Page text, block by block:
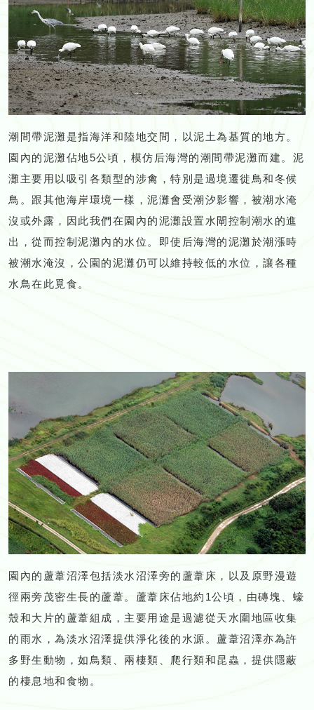
潮間帶泥灘是指海洋和陸地交間，以泥土為基質的地方。
園內的泥灘佔地5公頃，模仿后海灣的潮間帶泥灘而建。泥
灘主要用以吸引各類型的涉禽，特別是過境遷徙鳥和冬候
鳥。跟其他海岸環境一樣，泥灘會受潮汐影響，被潮水淹
沒或外露，因此我們在園內的泥灘設置水閘控制潮水的進
出，從而控制泥灘內的水位。即使后海灣的泥灘於潮漲時
被潮水淹沒，公園的泥灘仍可以維持較低的水位，讓各種
水鳥在此覓食。
園內的蘆葦沼澤包括淡水沼澤旁的蘆葦床，以及原野漫遊
徑兩旁茂密生長的蘆葦。蘆葦床佔地約1公頃，由磚塊、蠔
殼和大片的蘆葦組成，主要用途是過濾從天水圍地區收集
的雨水，為淡水沼澤提供淨化後的水源。蘆葦沼澤亦為許
多野生動物，如鳥類、兩棲類、爬行類和昆蟲，提供隱蔽
的棲息地和食物。